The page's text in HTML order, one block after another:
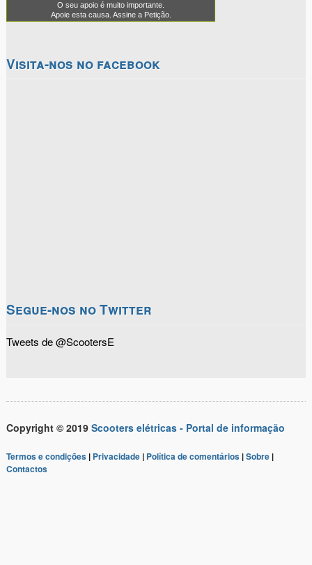
Visita-nos no facebook
Segue-nos no Twitter
Tweets de @ScootersE
Copyright © 2019 Scooters elétricas - Portal de informação
Termos e condições| Privacidade| Política de comentários|Sobre|
Contactos